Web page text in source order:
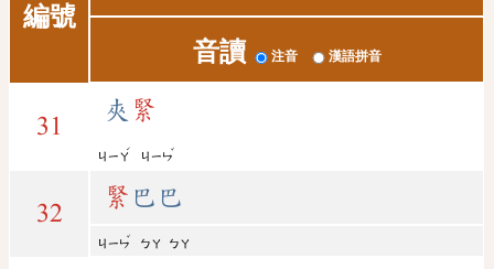
編號
音讀 注音 漢語拼音
31
夾 緊
ㄐㄧㄚ
ˊ
ㄐㄧㄣ
ˇ
32
緊 巴巴
ㄐㄧㄣ
ˇ
ㄅㄚ ㄅㄚ